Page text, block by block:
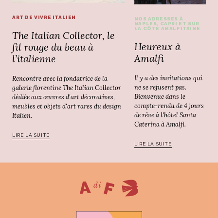
ART DE VIVRE ITALIEN
The Italian Collector, le
fil rouge du beau à
l’italienne
Rencontre avec la fondatrice de la
galerie florentine The Italian Collector
dédiée aux œuvres d'art décoratives,
meubles et objets d'art rares du design
Italien.
LIRE LA SUITE
NOS ADRESSES À
NAPLES, CAPRI ET SUR
LA CÔTE AMALFITAINE
Heureux à
Amalfi
Il y a des invitations qui
ne se refusent pas.
Bienvenue dans le
compte-rendu de 4 jours
de rêve à l'hôtel Santa
Caterina à Amalfi.
LIRE LA SUITE